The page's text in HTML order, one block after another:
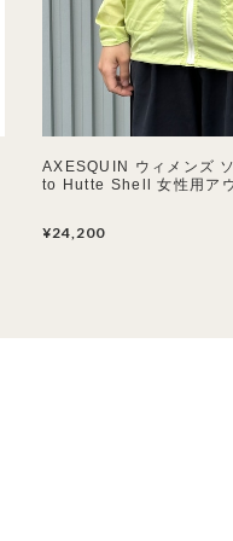
AXESQUIN ウィメンズ
to Hutte Shell 女性用ア
¥24,200